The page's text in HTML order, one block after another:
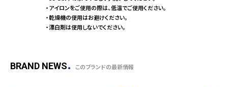
・アイロンをご使用の際は、低温でご使用ください。
・乾燥機の使用はお避けください。
・漂白剤は使用しないでください。
BRAND NEWS このブランドの最新情報